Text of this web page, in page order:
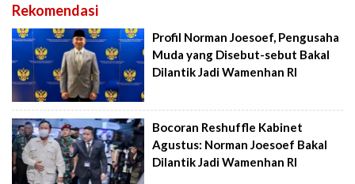
Rekomendasi
Profil Norman Joesoef, Pengusaha
Muda yang Disebut-sebut Bakal
Dilantik Jadi Wamenhan RI
Bocoran Reshuffle Kabinet
Agustus: Norman Joesoef Bakal
Dilantik Jadi Wamenhan RI